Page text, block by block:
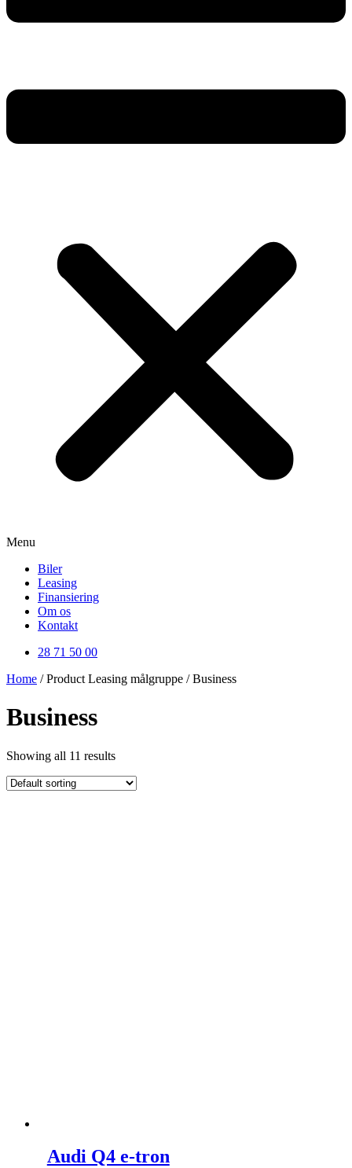
Menu
Biler
Leasing
Finansiering
Om os
Kontakt
28 71 50 00
Home / Product Leasing målgruppe / Business
Business
Showing all 11 results
Audi Q4 e-tron